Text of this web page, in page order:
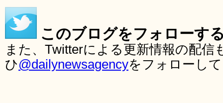
このブログをフォローす
また、Twitterによる更新情報の配
ひ@dailynewsagencyをフォローし